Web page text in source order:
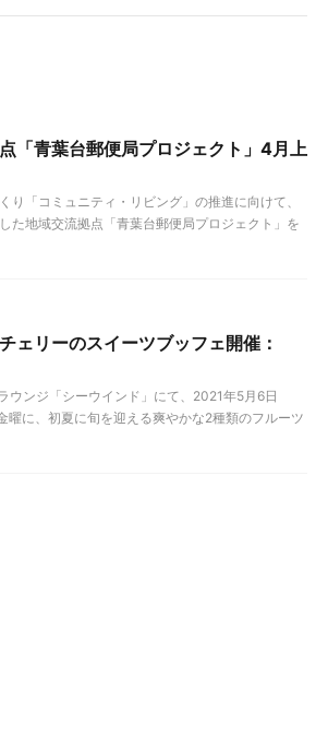
「青葉台郵便局プロジェクト」4月上
「コミュニティ・リビング」の推進に向けて、
た地域交流拠点「青葉台郵便局プロジェクト」を
ェリーのスイーツブッフェ開催：
ウンジ「シーウインド」にて、2021年5月6日
曜に、初夏に旬を迎える爽やかな2種類のフルーツ